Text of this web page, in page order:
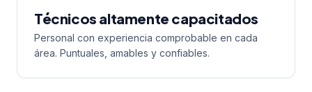
Técnicos altamente capacitados
Personal con experiencia comprobable en cada
área. Puntuales, amables y confiables.